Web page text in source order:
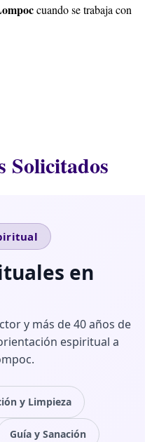
cuando se trabaja con
Solicitados
en
y más de 40 años de
espiritual a
y Limpieza
Guía y Sanación